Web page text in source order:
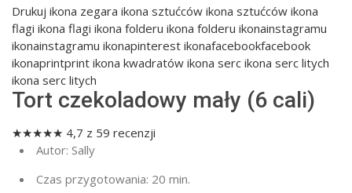
Drukuj ikona zegara ikona sztućców ikona sztućców ikona
flagi ikona flagi ikona folderu ikona folderu ikonainstagramu
ikonainstagramu ikonapinterest ikonafacebookfacebook
ikonaprintprint ikona kwadratów ikona serc ikona serc litych
ikona serc litych
Tort czekoladowy mały (6 cali)
★★★★★ 4,7 z 59 recenzji
Autor: Sally
Czas przygotowania: 20 min.